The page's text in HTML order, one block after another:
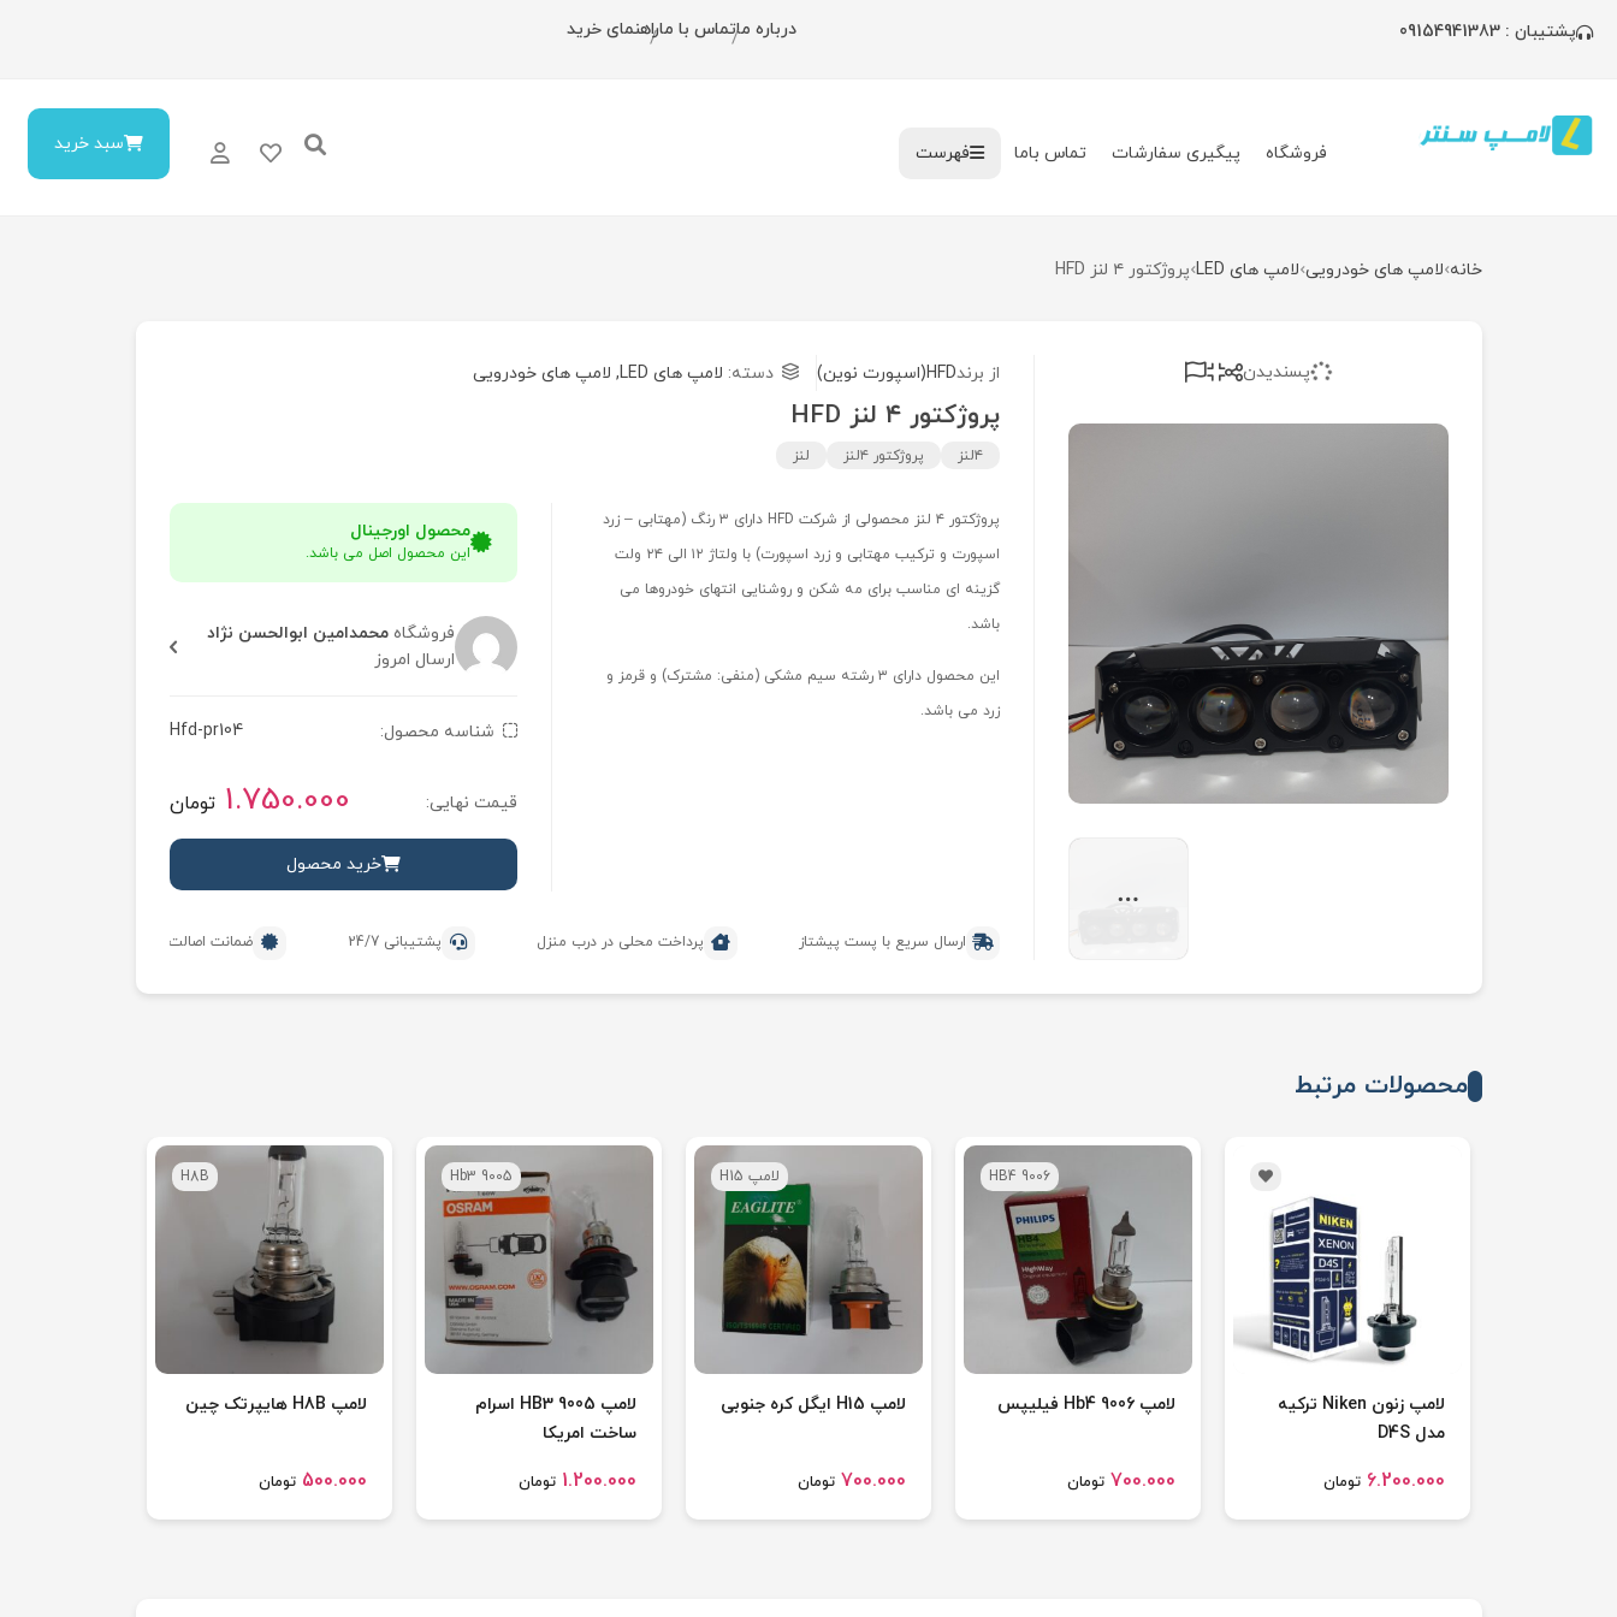
پشتیبان : 09154941383 درباره ما/تماس با ما/
راهنمای خرید
فروشگاه پیگیری سفارشات تماس باما فهرست سبد خرید
خانه لامپ های خودرویی لامپ های LED پروژکتور ۴ لنز HFD
پسندیدن از برندHFD(اسپورت نوین) دسته: لامپ های LED , لامپ های خودرویی
پروژکتور ۴ لنز HFD
۴لنز پروژکتور ۴لنز لنز
پروژکتور ۴ لنز محصولی از شرکت HFD دارای ۳ رنگ (مهتابی – زرد
اسپورت و ترکیب مهتابی و زرد اسپورت) با ولتاژ ۱۲ الی ۲۴ ولت
گزینه ای مناسب برای مه شکن و روشنایی انتهای خودروها می
باشد.
این محصول دارای ۳ رشته سیم مشکی (منفی: مشترک) و قرمز و
زرد می باشد.
محصول اورجینال
این محصول اصل می باشد.
فروشگاهمحمدامین ابوالحسن نژاد
ارسال امروز
شناسه محصول: Hfd-pr104
قیمت نهایی: تومان1.750.000
خرید محصول
ارسال سریع با پست پیشتاز پرداخت محلی در درب منزل پشتیبانی 24/7 ضمانت اصالت محصول
محصولات مرتبط
لامپ زنون Niken ترکیه
مدل D4S
تومان6.200.000
HB4 9006
لامپ Hb4 9006 فیلیپس
تومان700.000
لامپ H15
لامپ H15 ایگل کره جنوبی
تومان700.000
Hb3 9005
لامپ HB3 9005 اسرام
ساخت امریکا
تومان1.200.000
H8B
لامپ H8B هایپرتک چین
تومان500.000